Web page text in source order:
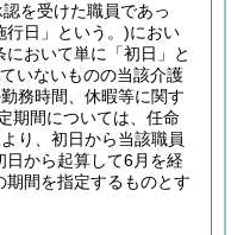
を受けた職員であっ
行日」という。)におい
において単に「初日」と
いないものの当該介護
務時間、休暇等に関す
期間については、任命
り、初日から当該職員
日から起算して6月を経
期間を指定するものとす